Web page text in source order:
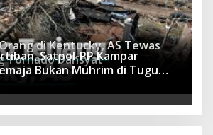
di Kentucky, AS Tewas
Tornado Dahsyat
Satpol-PP Kampar
Bukan Muhrim di Tugu
Tigo Tungku Sajoangan